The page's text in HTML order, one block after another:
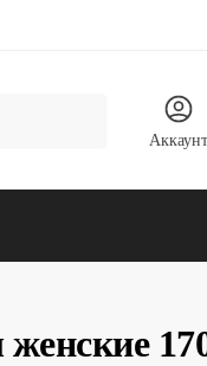
Аккаунт